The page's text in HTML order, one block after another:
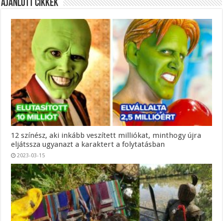
Ajánlott Cikkek
12 színész, aki inkább veszített milliókat, minthogy újra
eljátssza ugyanazt a karaktert a folytatásban
2023-03-15